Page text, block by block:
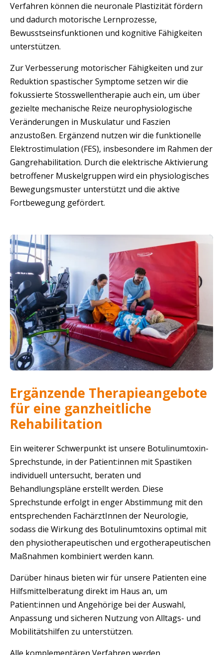
Verfahren können die neuronale Plastizität fördern
und dadurch motorische Lernprozesse,
Bewusstseinsfunktionen und kognitive Fähigkeiten
unterstützen.
Zur Verbesserung motorischer Fähigkeiten und zur
Reduktion spastischer Symptome setzen wir die
fokussierte Stosswellentherapie auch ein, um über
gezielte mechanische Reize neurophysiologische
Veränderungen in Muskulatur und Faszien
anzustoßen. Ergänzend nutzen wir die funktionelle
Elektrostimulation (FES), insbesondere im Rahmen der
Gangrehabilitation. Durch die elektrische Aktivierung
betroffener Muskelgruppen wird ein physiologisches
Bewegungsmuster unterstützt und die aktive
Fortbewegung gefördert.
Ergänzende Therapieangebote
für eine ganzheitliche
Rehabilitation
Ein weiterer Schwerpunkt ist unsere Botulinumtoxin-
Sprechstunde, in der Patient:innen mit Spastiken
individuell untersucht, beraten und
Behandlungspläne erstellt werden. Diese
Sprechstunde erfolgt in enger Abstimmung mit den
entsprechenden FachärztInnen der Neurologie,
sodass die Wirkung des Botulinumtoxins optimal mit
den physiotherapeutischen und ergotherapeutischen
Maßnahmen kombiniert werden kann.
Darüber hinaus bieten wir für unsere Patienten eine
Hilfsmittelberatung direkt im Haus an, um
Patient:innen und Angehörige bei der Auswahl,
Anpassung und sicheren Nutzung von Alltags- und
Mobilitätshilfen zu unterstützen.